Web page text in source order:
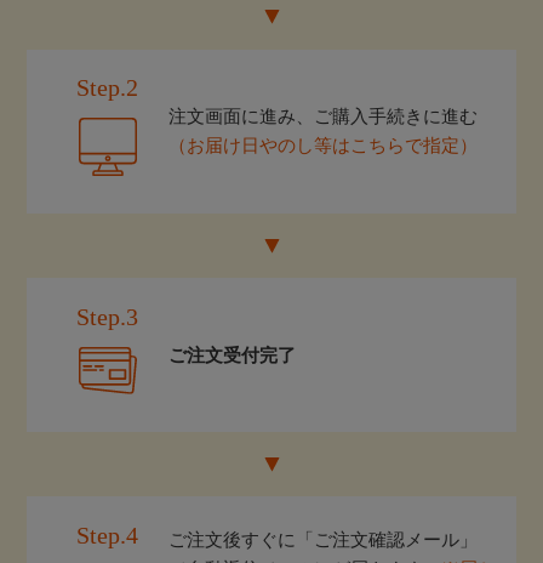
Step.2
注文画面に進み、ご購入手続きに進む
（お届け日やのし等はこちらで指定）
Step.3
ご注文受付完了
Step.4
ご注文後すぐに「ご注文確認メール」